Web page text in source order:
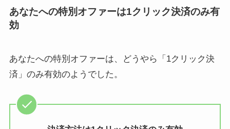
あなたへの特別オファーは1クリック決済のみ有
効
あなたへの特別オファーは、どうやら「1クリック決
済」のみ有効のようでした。